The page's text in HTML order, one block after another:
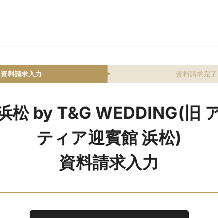
資料請求入力 資料請求完了
松 by T&G WEDDING(旧
ティア迎賓館 浜松)
資料請求入力